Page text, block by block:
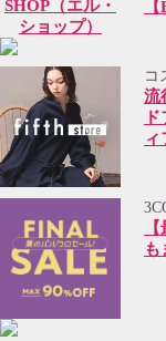
コ
流
ィ
も